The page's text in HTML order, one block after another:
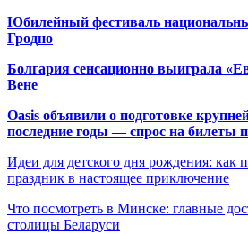
Юбилейный фестиваль
Гродно
Болгария сенсационно выиграла
Вене
Oasis объявили о подготовке
последние годы — спрос на билеты
Идеи для детского дня рождения: как
праздник в настоящее приключение
Что посмотреть в Минске: главные
столицы Беларуси